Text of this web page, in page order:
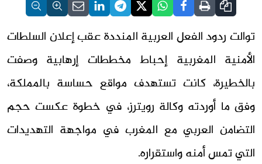
توالت ردود الفعل العربية المنددة عقب إعلان السلطات
الأمنية المغربية إحباط مخططات إرهابية وصفت
بالخطيرة، كانت تستهدف مواقع حساسة بالمملكة،
وفق ما أوردته وكالة رويترز، في خطوة عكست حجم
التضامن العربي مع المغرب في مواجهة التهديدات
التي تمس أمنه واستقراره.